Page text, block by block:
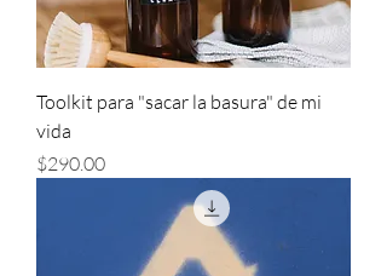
Toolkit para "sacar la basura" de mi
vida
Precio
$290.00